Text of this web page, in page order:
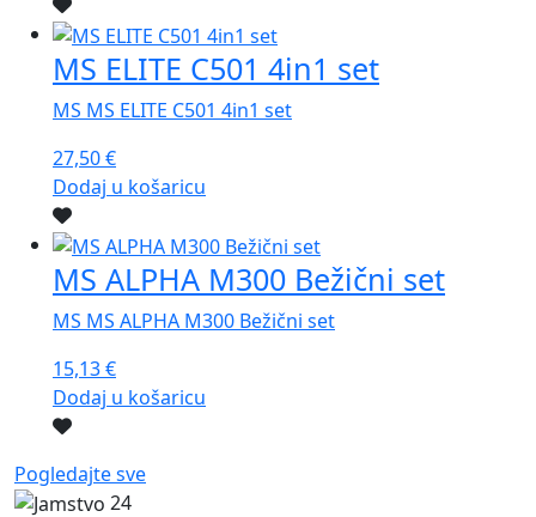
MS ELITE C501 4in1 set
MS MS ELITE C501 4in1 set
27,50€
Dodaj u košaricu
MS ALPHA M300 Bežični set
MS MS ALPHA M300 Bežični set
15,13€
Dodaj u košaricu
Pogledajte sve
24